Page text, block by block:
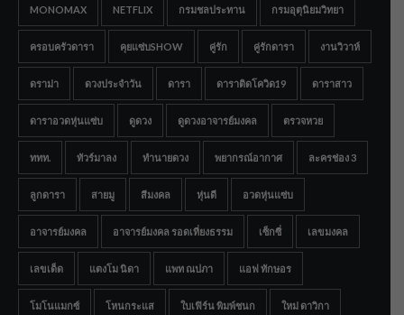
MONOMAX NETFLIX กรมชลประทาน กรมอุตุนิยมวิทยา
ครอบครัวดารา คุยแซ่บSHOW คู่รัก คู่รักดารา งานวิวาห์
ดราม่า ดวงประจำวัน ดารา ดาราติดโควิด19 ดาราสาว
ดาราอวดหุ่นแซ่บ ดูดวง ดูดวงอาจารย์มงคล ตรวจหวย
ททท. ทัวร์มาลง ทำนายดวง พยากรณ์อากาศ ละครช่อง 3
ลูกดารา สายมู สีมงคล หุ่นดี อวดหุ่นแซ่บ
อาจารย์มงคล อาจารย์มงคล รอดเที่ยงธรรม เซ็กซี่ เลขมงคล
เลขเด็ด แตงโม นิดา แพท ณปภา แอฟ ทักษอร
โมโนแมกซ์ โหนกระแส ใบเฟิร์น พิมพ์ชนก ใหม่ ดาวิกา